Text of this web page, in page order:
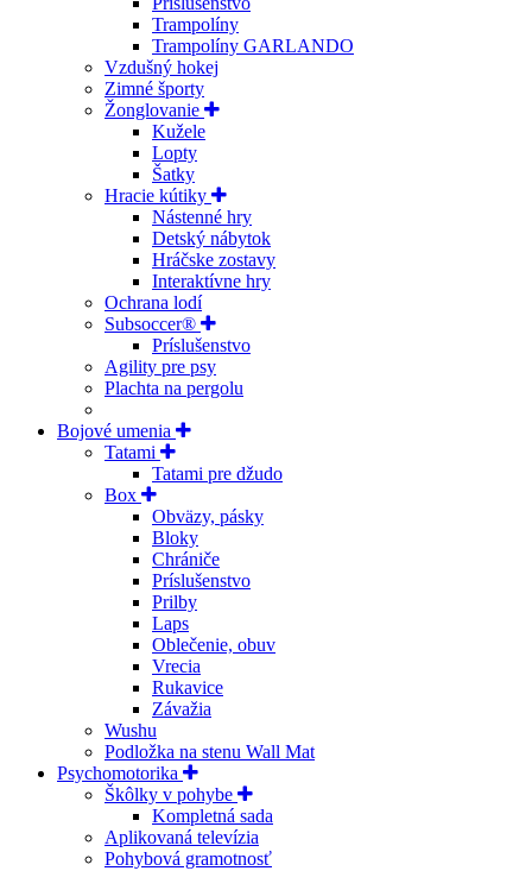
Trampolíny
Trampolíny GARLANDO
Vzdušný hokej
Zimné športy
Žonglovanie
Kužele
Lopty
Šatky
Hracie kútiky
Nástenné hry
Detský nábytok
Hráčske zostavy
Interaktívne hry
Ochrana lodí
Subsoccer®
Príslušenstvo
Agility pre psy
Plachta na pergolu
Bojové umenia
Tatami
Tatami pre džudo
Box
Obväzy, pásky
Bloky
Chrániče
Príslušenstvo
Prilby
Laps
Oblečenie, obuv
Vrecia
Rukavice
Závažia
Wushu
Podložka na stenu Wall Mat
Psychomotorika
Škôlky v pohybe
Kompletná sada
Aplikovaná televízia
Pohybová gramotnosť